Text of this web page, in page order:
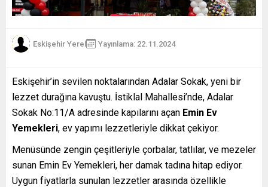
Eskişehir Yerel Yayınlama: 22.11.2024
Eskişehir’in sevilen noktalarından Adalar Sokak, yeni bir
lezzet durağına kavuştu. İstiklal Mahallesi’nde, Adalar
Sokak No:11/A adresinde kapılarını açan Emin Ev
Yemekleri, ev yapımı lezzetleriyle dikkat çekiyor.
Menüsünde zengin çeşitleriyle çorbalar, tatlılar, ve mezeler
sunan Emin Ev Yemekleri, her damak tadına hitap ediyor.
Uygun fiyatlarla sunulan lezzetler arasında özellikle